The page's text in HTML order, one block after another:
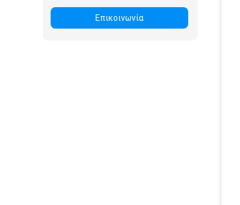
Επικοινωνία